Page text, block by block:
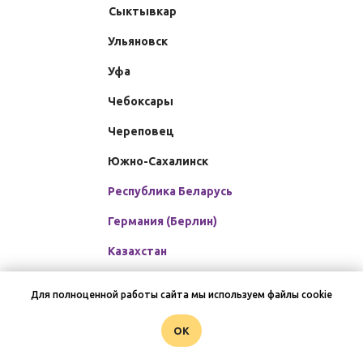
Южно-Сахалинск
Ульяновск
Уфа
Чебоксары
Республика Беларусь
Казахстан
Германия (Берлин)
Череповец
Турция (Стамбул)
Сыктывкар
Усть-Каменогорск
Для полноценной работы сайта мы используем файлы cookie
OK